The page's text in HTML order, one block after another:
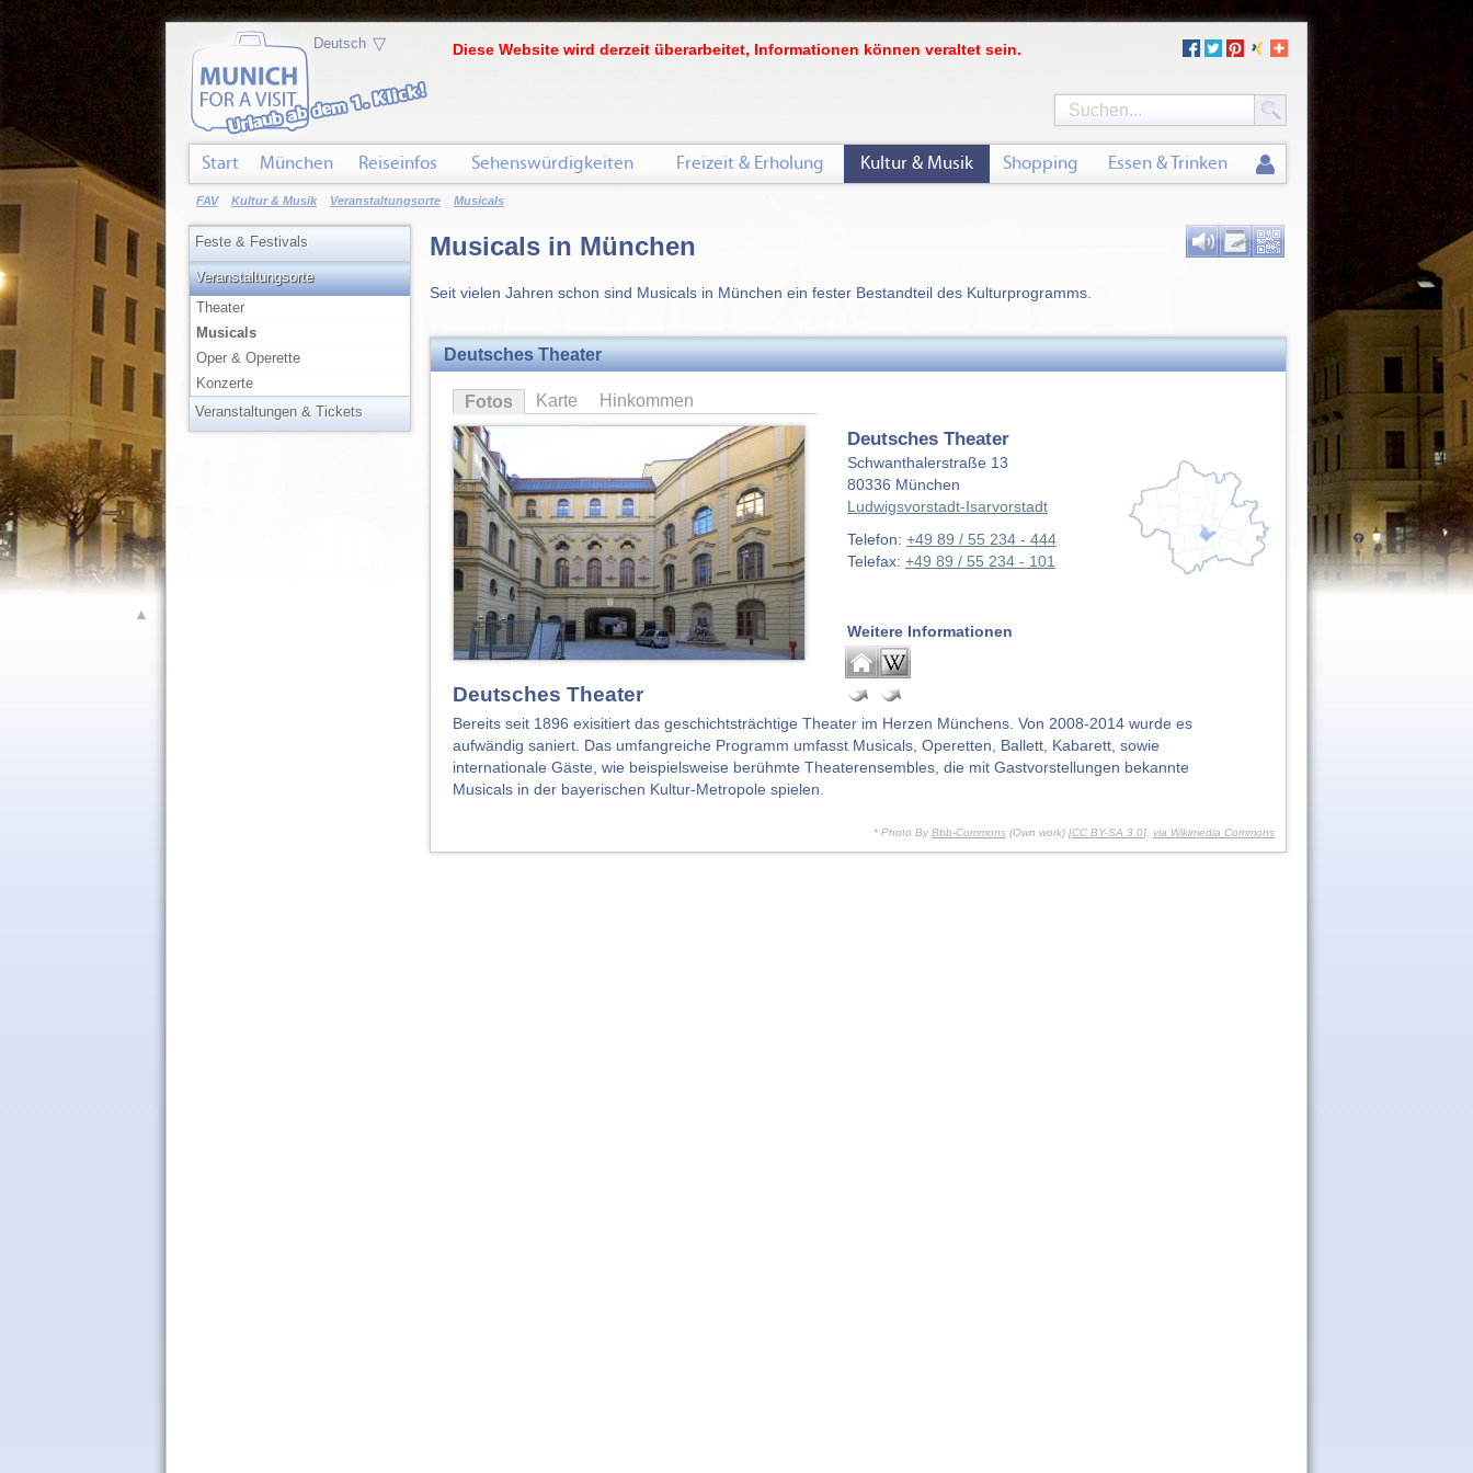
▲
Musicals in München
Seit vielen Jahren schon sind Musicals in München ein fester Bestandteil des Kulturprogramms.
Deutsches Theater
Deutsches Theater
Bereits seit 1896 exisitiert das geschichtsträchtige Theater im Herzen Münchens. Von 2008-2014 wurde es
aufwändig saniert. Das umfangreiche Programm umfasst Musicals, Operetten, Ballett, Kabarett, sowie
internationale Gäste, wie beispielsweise berühmte Theaterensembles, die mit Gastvorstellungen bekannte
Musicals in der bayerischen Kultur-Metropole spielen.
* Photo By Bbb-Commons (Own work) [CC BY-SA 3.0], via Wikimedia Commons
Fotos Karte Hinkommen
Deutsches Theater
Schwanthalerstraße 13
80336 München
Ludwigsvorstadt-Isarvorstadt
Telefon: +49 89 / 55 234 - 444
Telefax: +49 89 / 55 234 - 101
Weitere Informationen
Feste & Festivals
Veranstaltungsorte
Theater
Musicals
Oper & Operette
Konzerte
Veranstaltungen & Tickets
Diese Website wird derzeit überarbeitet, Informationen können veraltet sein.
▽
FAV Kultur & Musik Veranstaltungsorte Musicals
Start München Reiseinfos Sehenswürdigkeiten Freizeit & Erholung Kultur & Musik Shopping Essen & Trinken